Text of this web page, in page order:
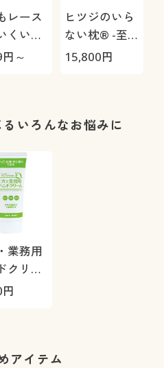
レース
くい込
いショ
円～
ヒツジのいら
ない枕® -至
極-
15,800円
いろんなお悩みに
業務用
クリー
)/料
円
アイテム